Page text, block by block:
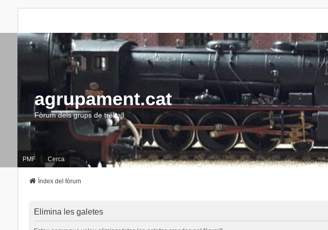
agrupament.cat
Fòrum dels grups de treball
PMF Cerca
Índex del fòrum
Elimina les galetes